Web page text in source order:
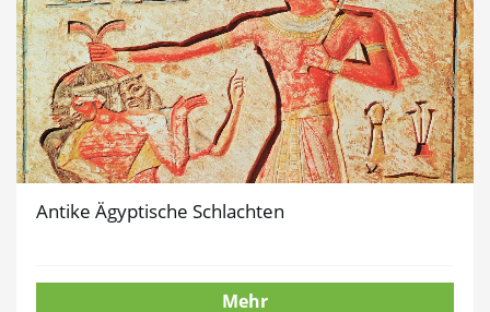
Antike Ägyptische Schlachten
Mehr